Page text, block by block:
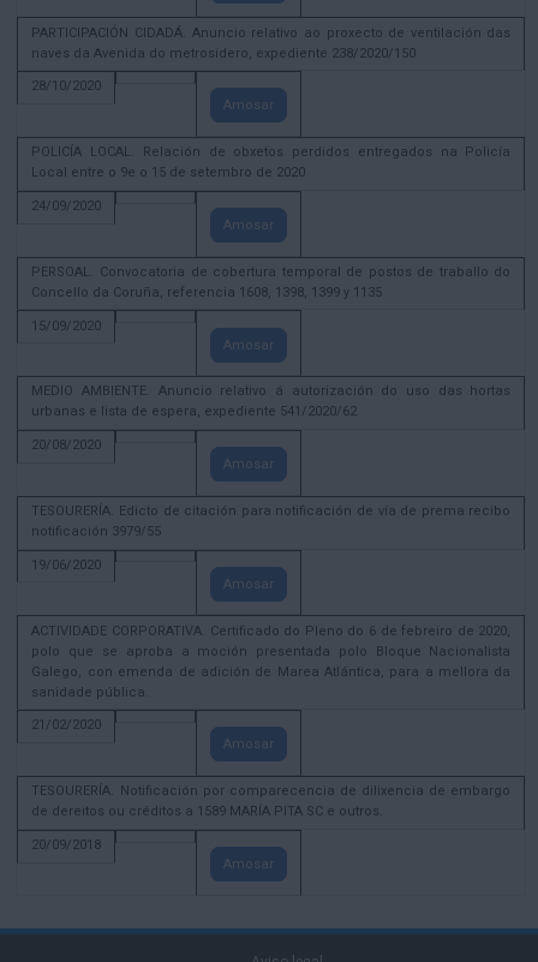
PARTICIPACIÓN CIDADÁ. Anuncio relativo ao proxecto de ventilación das
naves da Avenida do metrosidero, expediente 238/2020/150
28/10/2020
Amosar
POLICÍA LOCAL. Relación de obxetos perdidos entregados na Policía
Local entre o 9e o 15 de setembro de 2020
24/09/2020
Amosar
PERSOAL. Convocatoria de cobertura temporal de postos de traballo do
Concello da Coruña, referencia 1608, 1398, 1399 y 1135
15/09/2020
Amosar
MEDIO AMBIENTE. Anuncio relativo á autorización do uso das hortas
urbanas e lista de espera, expediente 541/2020/62
20/08/2020
Amosar
TESOURERÍA. Edicto de citación para notificación de vía de prema recibo
notificación 3979/55
19/06/2020
Amosar
ACTIVIDADE CORPORATIVA. Certificado do Pleno do 6 de febreiro de 2020,
polo que se aproba a moción presentada polo Bloque Nacionalista
Galego, con emenda de adición de Marea Atlántica, para a mellora da
sanidade pública.
21/02/2020
Amosar
TESOURERÍA. Notificación por comparecencia de dilixencia de embargo
de dereitos ou créditos a 1589 MARÍA PITA SC e outros.
20/09/2018
Amosar